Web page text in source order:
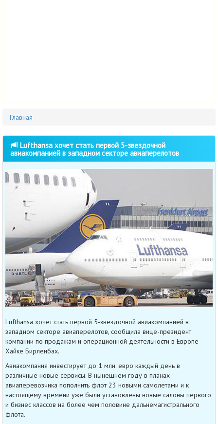
Главная
Lufthansa хочет стать первой 5-звездочной
авиакомпанией в западном секторе авиаперелотов
Lufthansa хочет стать первой 5-звездочной авиакомпанией в
западном секторе авиаперелотов, сообщила вице-президент
компании по продажам и операционной деятельности в Европе
Хайке Бирленбах.
Авиакомпания инвестирует до 1 млн. евро каждый день в
различные новые сервисы. В нынешнем году в планах
авиаперевозчика пополнить флот 23 новыми самолетами и к
настоящему времени уже были установлены новые салоны первого
и бизнес классов на более чем половине дальнемагистрального
флота.